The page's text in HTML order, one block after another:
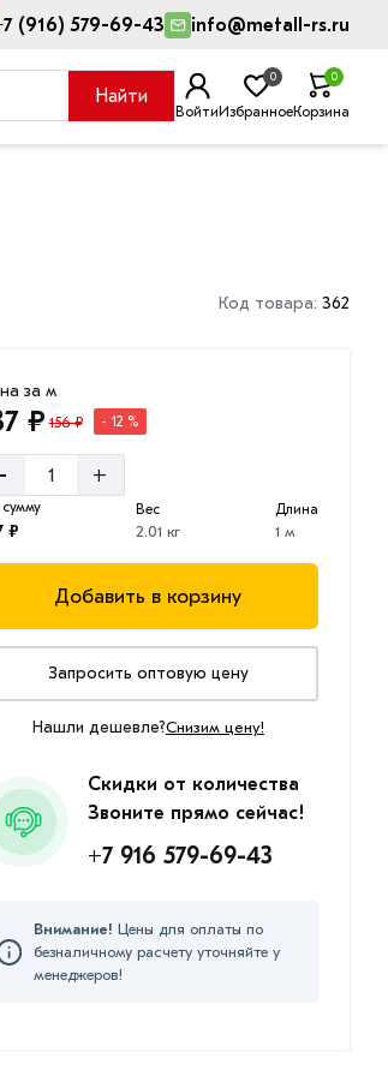
(916) 579-69-43 info@metall-rs.ru
Найти
ВойтиИзбранное
0
Корзина
0
Код товара: 362
за м
₽ 156 ₽ - 12 %
- +
₽
Вес
2.01 кг
Длина
1 м
Добавить в корзину
Запросить оптовую цену
Нашли дешевле?Снизим цену!
Скидки от количества
Звоните прямо сейчас!
+7 916 579-69-43
Внимание! Цены для оплаты по
безналичному расчету уточняйте у
менеджеров!